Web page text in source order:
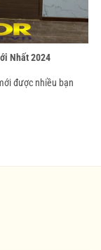
Nhất 2024
được nhiều bạn